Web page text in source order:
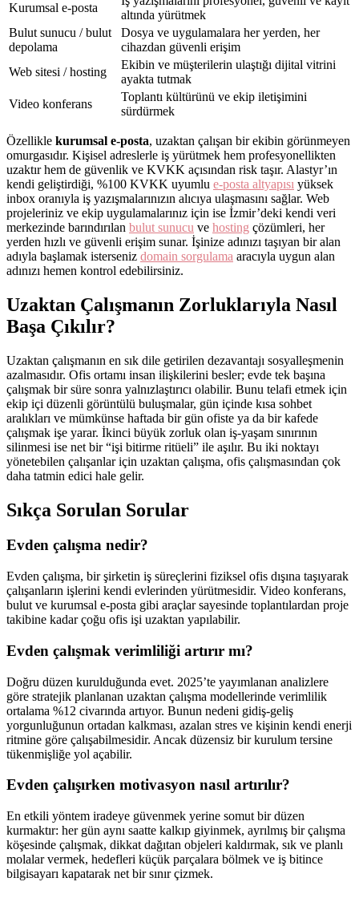
Kurumsal e-posta
altında yürütmek
Bulut sunucu / bulut
depolama
Dosya ve uygulamalara her yerden, her
cihazdan güvenli erişim
Web sitesi / hosting
Ekibin ve müşterilerin ulaştığı dijital vitrini
ayakta tutmak
Video konferans
Toplantı kültürünü ve ekip iletişimini
sürdürmek
Özellikle kurumsal e-posta, uzaktan çalışan bir ekibin görünmeyen
omurgasıdır. Kişisel adreslerle iş yürütmek hem profesyonellikten
uzaktır hem de güvenlik ve KVKK açısından risk taşır. Alastyr’ın
kendi geliştirdiği, %100 KVKK uyumlu e-posta altyapısı yüksek
inbox oranıyla iş yazışmalarınızın alıcıya ulaşmasını sağlar. Web
projeleriniz ve ekip uygulamalarınız için ise İzmir’deki kendi veri
merkezinde barındırılan bulut sunucu ve hosting çözümleri, her
yerden hızlı ve güvenli erişim sunar. İşinize adınızı taşıyan bir alan
adıyla başlamak isterseniz domain sorgulama aracıyla uygun alan
adınızı hemen kontrol edebilirsiniz.
Uzaktan Çalışmanın Zorluklarıyla Nasıl
Başa Çıkılır?
Uzaktan çalışmanın en sık dile getirilen dezavantajı sosyalleşmenin
azalmasıdır. Ofis ortamı insan ilişkilerini besler; evde tek başına
çalışmak bir süre sonra yalnızlaştırıcı olabilir. Bunu telafi etmek için
ekip içi düzenli görüntülü buluşmalar, gün içinde kısa sohbet
aralıkları ve mümkünse haftada bir gün ofiste ya da bir kafede
çalışmak işe yarar. İkinci büyük zorluk olan iş-yaşam sınırının
silinmesi ise net bir “işi bitirme ritüeli” ile aşılır. Bu iki noktayı
yönetebilen çalışanlar için uzaktan çalışma, ofis çalışmasından çok
daha tatmin edici hale gelir.
Sıkça Sorulan Sorular
Evden çalışma nedir?
Evden çalışma, bir şirketin iş süreçlerini fiziksel ofis dışına taşıyarak
çalışanların işlerini kendi evlerinden yürütmesidir. Video konferans,
bulut ve kurumsal e-posta gibi araçlar sayesinde toplantılardan proje
takibine kadar çoğu ofis işi uzaktan yapılabilir.
Evden çalışmak verimliliği artırır mı?
Doğru düzen kurulduğunda evet. 2025’te yayımlanan analizlere
göre stratejik planlanan uzaktan çalışma modellerinde verimlilik
ortalama %12 civarında artıyor. Bunun nedeni gidiş-geliş
yorgunluğunun ortadan kalkması, azalan stres ve kişinin kendi enerji
ritmine göre çalışabilmesidir. Ancak düzensiz bir kurulum tersine
tükenmişliğe yol açabilir.
Evden çalışırken motivasyon nasıl artırılır?
En etkili yöntem iradeye güvenmek yerine somut bir düzen
kurmaktır: her gün aynı saatte kalkıp giyinmek, ayrılmış bir çalışma
köşesinde çalışmak, dikkat dağıtan objeleri kaldırmak, sık ve planlı
molalar vermek, hedefleri küçük parçalara bölmek ve iş bitince
bilgisayarı kapatarak net bir sınır çizmek.